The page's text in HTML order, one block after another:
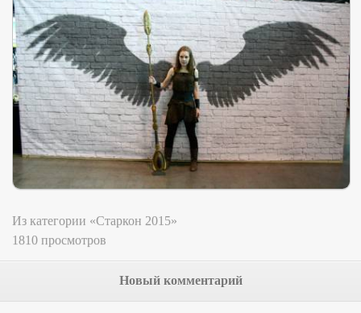
Из категории «Старкон 2015»
1810 просмотров
Новый комментарий